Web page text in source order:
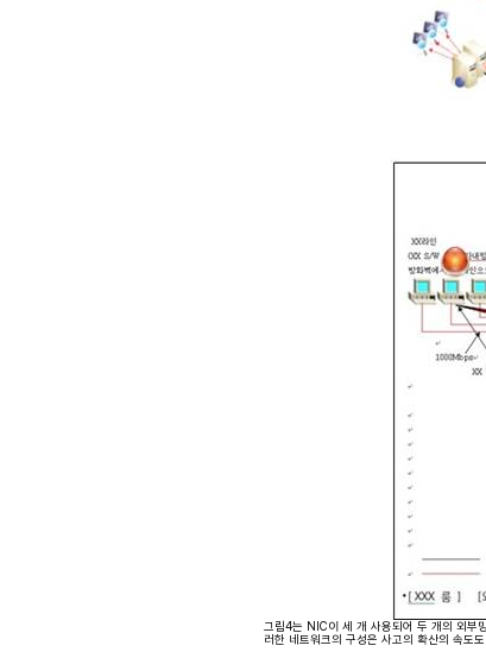
그림4는 NIC이 세 개 사용되어 두 개의 외부
러한 네트워크의 구성은 사고의 확산의 속도